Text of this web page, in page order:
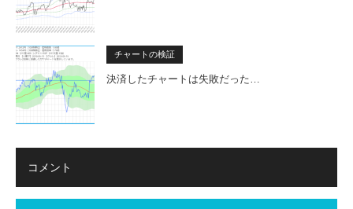
チャートの検証
決済したチャートは失敗だった…
コメント